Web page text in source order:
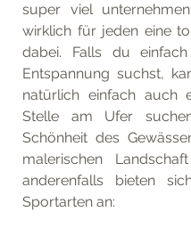
super viel
wirklich für jeden eine
dabei. Falls du
Entspannung suchst,
natürlich einfach auch
Stelle am Ufer
Schönheit des
malerischen
anderenfalls bieten
Sportarten an: